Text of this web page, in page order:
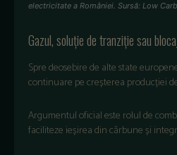
electricitate a României. Sursă: Low
Gazul, soluție de tranziție sau
Spre deosebire de alte state
continuare pe creșterea producției
Argumentul oficial este rolul de
faciliteze ieșirea din cărbune și